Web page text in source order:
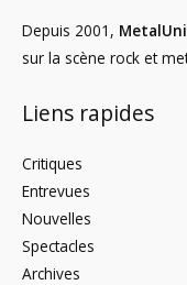
Depuis 2001,
sur la scène rock et
Liens rapides
Critiques
Entrevues
Nouvelles
Spectacles
Archives